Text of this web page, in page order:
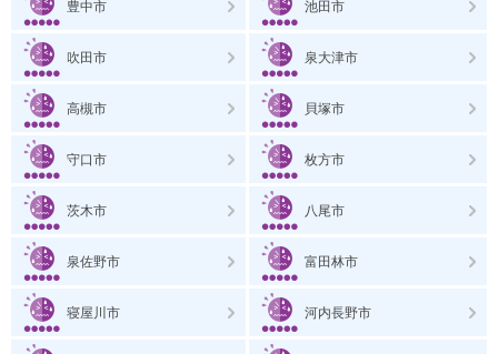
豊中市 池田市
吹田市 泉大津市
高槻市 貝塚市
守口市 枚方市
茨木市 八尾市
泉佐野市 富田林市
寝屋川市 河内長野市